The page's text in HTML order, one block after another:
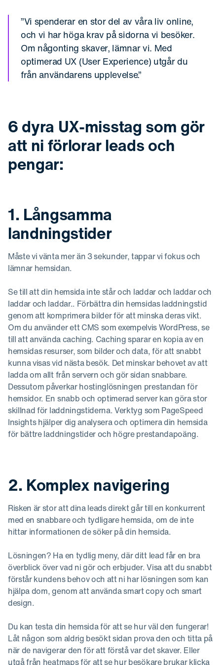
”Vi spenderar en stor del av våra liv online,
och vi har höga krav på sidorna vi besöker.
Om någonting skaver, lämnar vi. Med
optimerad UX (User Experience) utgår du
från användarens upplevelse.”
6 dyra UX-misstag som gör
att ni förlorar leads och
pengar:
1. Långsamma
landningstider
Måste vi vänta mer än 3 sekunder, tappar vi fokus och
lämnar hemsidan.
Se till att din hemsida inte står och laddar och laddar och
laddar och laddar.. Förbättra din hemsidas laddningstid
genom att komprimera bilder för att minska deras vikt.
Om du använder ett CMS som exempelvis WordPress, se
till att använda caching. Caching sparar en kopia av en
hemsidas resurser, som bilder och data, för att snabbt
kunna visas vid nästa besök. Det minskar behovet av att
ladda om allt från servern och gör sidan snabbare.
Dessutom påverkar hostinglösningen prestandan för
hemsidor. En snabb och optimerad server kan göra stor
skillnad för laddningstiderna. Verktyg som PageSpeed
Insights hjälper dig analysera och optimera din hemsida
för bättre laddningstider och högre prestandapoäng.
2. Komplex navigering
Risken är stor att dina leads direkt går till en konkurrent
med en snabbare och tydligare hemsida, om de inte
hittar informationen de söker på din hemsida.
Lösningen? Ha en tydlig meny, där ditt lead får en bra
överblick över vad ni gör och erbjuder. Visa att du snabbt
förstår kundens behov och att ni har lösningen som kan
hjälpa dom, genom att använda smart copy och smart
design.
Du kan testa din hemsida för att se hur väl den fungerar!
Låt någon som aldrig besökt sidan prova den och titta på
när de navigerar den för att förstå var det skaver. Eller
utgå från heatmaps för att se hur besökare brukar klicka